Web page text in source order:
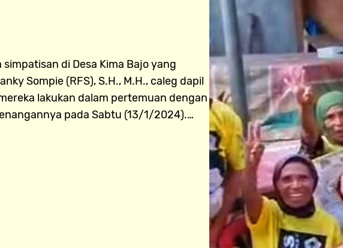
di Desa Kima Bajo yang
Sompie (RFS), S.H., M.H., caleg dapil
lakukan dalam pertemuan dengan
pada Sabtu (13/1/2024).…